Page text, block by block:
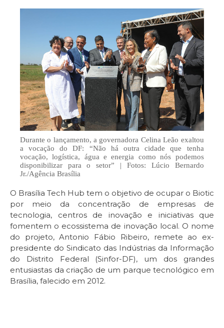
Durante o lançamento, a governadora Celina Leão exaltou
a vocação do DF: “Não há outra cidade que tenha
vocação, logística, água e energia como nós podemos
disponibilizar para o setor” | Fotos: Lúcio Bernardo
Jr./Agência Brasília
O Brasília Tech Hub tem o objetivo de ocupar o Biotic
por meio da concentração de empresas de
tecnologia, centros de inovação e iniciativas que
fomentem o ecossistema de inovação local. O nome
do projeto, Antonio Fábio Ribeiro, remete ao ex-
presidente do Sindicato das Indústrias da Informação
do Distrito Federal (Sinfor-DF), um dos grandes
entusiastas da criação de um parque tecnológico em
Brasília, falecido em 2012.